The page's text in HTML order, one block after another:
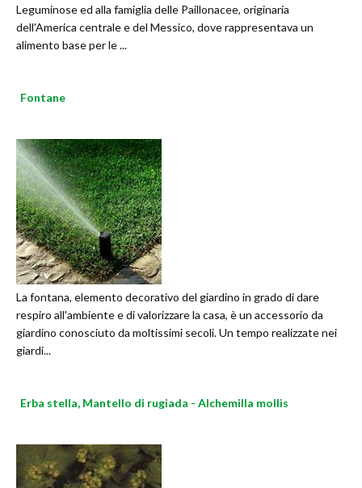
Leguminose ed alla famiglia delle Paillonacee, originaria
dell'America centrale e del Messico, dove rappresentava un
alimento base per le ...
Fontane
La fontana, elemento decorativo del giardino in grado di dare
respiro all'ambiente e di valorizzare la casa, è un accessorio da
giardino conosciuto da moltissimi secoli. Un tempo realizzate nei
giardi...
Erba stella, Mantello di rugiada - Alchemilla mollis